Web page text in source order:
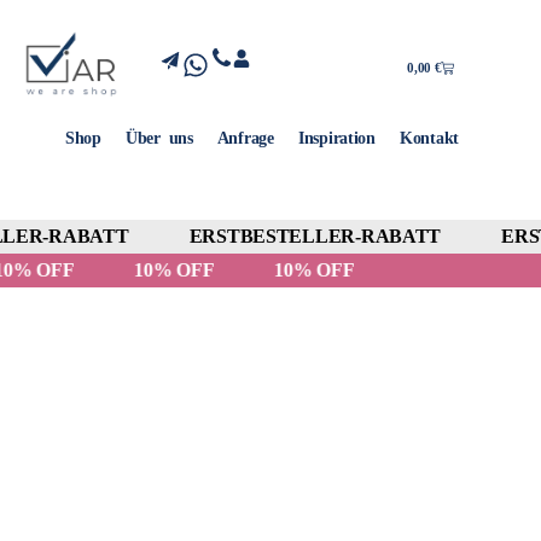
0,00 €
Shop Über uns Anfrage Inspiration Kontakt
RABATT ERSTBESTELLER-RABATT
10% OFF
10% OFF 10% OFF